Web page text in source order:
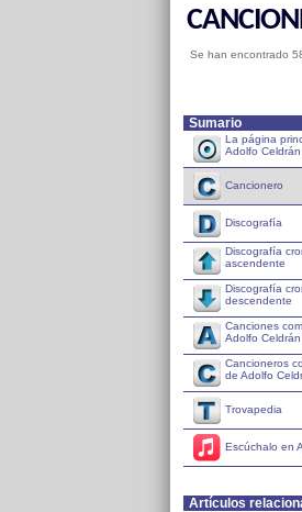
Se han encontrado
Sumario
La página
Adolfo Celdrán
Cancionero
Discografía
Discografía
ascendente
Discografía
descendente
Canciones
Adolfo Celdrán
Cancioneros
de Adolfo
Trovapedia
Escúchalo en
Artículos